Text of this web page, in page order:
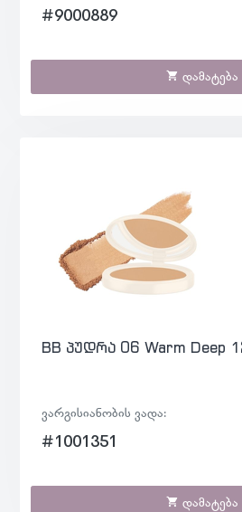
#9000889
დამატება
BB პუდრა 06 Warm Deep
ვარგისიანობის ვადა:
#1001351
დამატება